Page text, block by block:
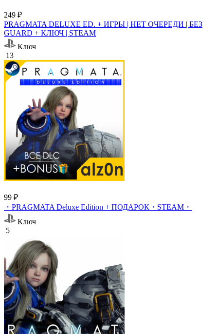
249 ₽
PRAGMATA DELUXE ED. + ИГРЫ | НЕТ ОЧЕРЕДИ | БЕЗ
GUARD + КЛЮЧ | STEAM
Ключ
13
99 ₽
・PRAGMATA Deluxe Edition + ПОДАРОК・STEAM・
Ключ
5